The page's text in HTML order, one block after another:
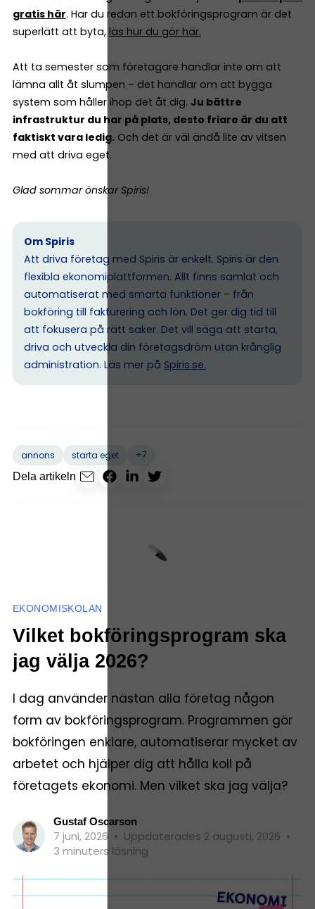
gratis här. Har du redan ett bokföringsprogram är det
superlätt att byta, läs hur du gör här.
Att ta semester som företagare handlar inte om att
lämna allt åt slumpen – det handlar om att bygga
system som håller ihop det åt dig. Ju bättre
infrastruktur du har på plats, desto friare är du att
faktiskt vara ledig. Och det är väl ändå lite av vitsen
med att driva eget.
Glad sommar önskar Spiris!
Om Spiris
Att driva företag med Spiris är enkelt. Spiris är den
flexibla ekonomiplattformen. Allt finns samlat och
automatiserat med smarta funktioner – från
bokföring till fakturering och lön. Det ger dig tid till
att fokusera på rätt saker. Det vill säga att starta,
driva och utveckla din företagsdröm utan krånglig
administration. Läs mer på Spiris.se.
annons starta eget
+7
Dela artikeln
EKONOMISKOLAN
Vilket bokföringsprogram ska
jag välja 2026?
I dag använder nästan alla företag någon
form av bokföringsprogram. Programmen gör
bokföringen enklare, automatiserar mycket av
arbetet och hjälper dig att hålla koll på
företagets ekonomi. Men vilket ska jag välja?
Gustaf Oscarson
7 juni, 2026 • Uppdaterades 2 augusti, 2026 •
3 minuters läsning